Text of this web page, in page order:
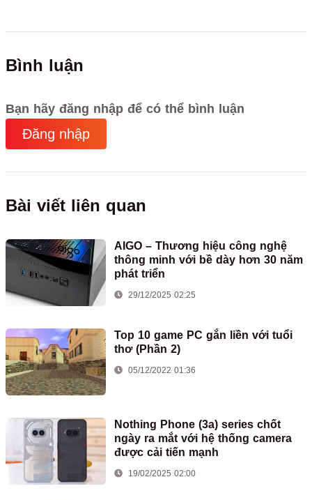
Bình luận
Bạn hãy đăng nhập để có thể bình luận
Đăng nhập
Bài viết liên quan
AIGO – Thương hiệu công nghệ
thông minh với bề dày hơn 30 năm
phát triển
29/12/2025 02:25
Top 10 game PC gắn liền với tuổi
thơ (Phần 2)
05/12/2022 01:36
Nothing Phone (3a) series chốt
ngày ra mắt với hệ thống camera
được cải tiến mạnh
19/02/2025 02:00